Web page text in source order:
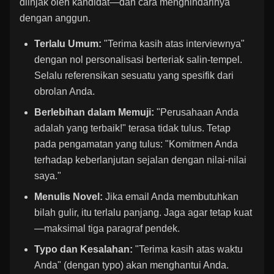
dengan anggun.
Terlalu Umum: "Terima kasih atas interviewnya"
dengan nol personalisasi berteriak salin-tempel.
Selalu referensikan sesuatu yang spesifik dari
obrolan Anda.
Berlebihan dalam Memuji: "Perusahaan Anda
adalah yang terbaik!" terasa tidak tulus. Tetap
pada pengamatan yang tulus: "Komitmen Anda
terhadap keberlanjutan sejalan dengan nilai-nilai
saya."
Menulis Novel: Jika email Anda membutuhkan
bilah gulir, itu terlalu panjang. Jaga agar tetap kuat
—maksimal tiga paragraf pendek.
Typo dan Kesalahan: "Terima kasih atas waktu
Anda" (dengan typo) akan menghantui Anda.